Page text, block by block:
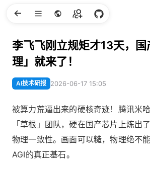
李飞飞刚立规矩才13天，
理」就来了！
AI技术研报 2026-06-17 15:05
被算力荒逼出来的硬核奇迹！腾讯米
「草根」团队，硬在国产芯片上炼出
物理一致性。画面可以糙，物理绝不
AGI的真正基石。